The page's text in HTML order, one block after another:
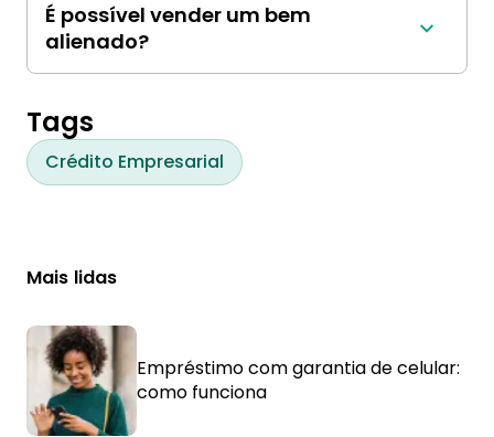
É possível vender um bem
alienado?
Não, a venda só é possível após a quitação da
Tags
Crédito Empresarial
Mais lidas
Empréstimo com garantia de celular:
como funciona